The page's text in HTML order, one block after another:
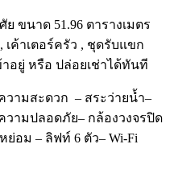
ขนาด 51.96 ตารางเมตร
ค้าเตอร์ครัว , ชุดรับแขก
อยู่ หรือ ปล่อยเช่าได้ทันที
วามสะดวก – สระว่ายน้ำ–
วามปลอดภัย– กล้องวงจรปิด
ย่อม – ลิฟท์ 6 ตัว– Wi-Fi